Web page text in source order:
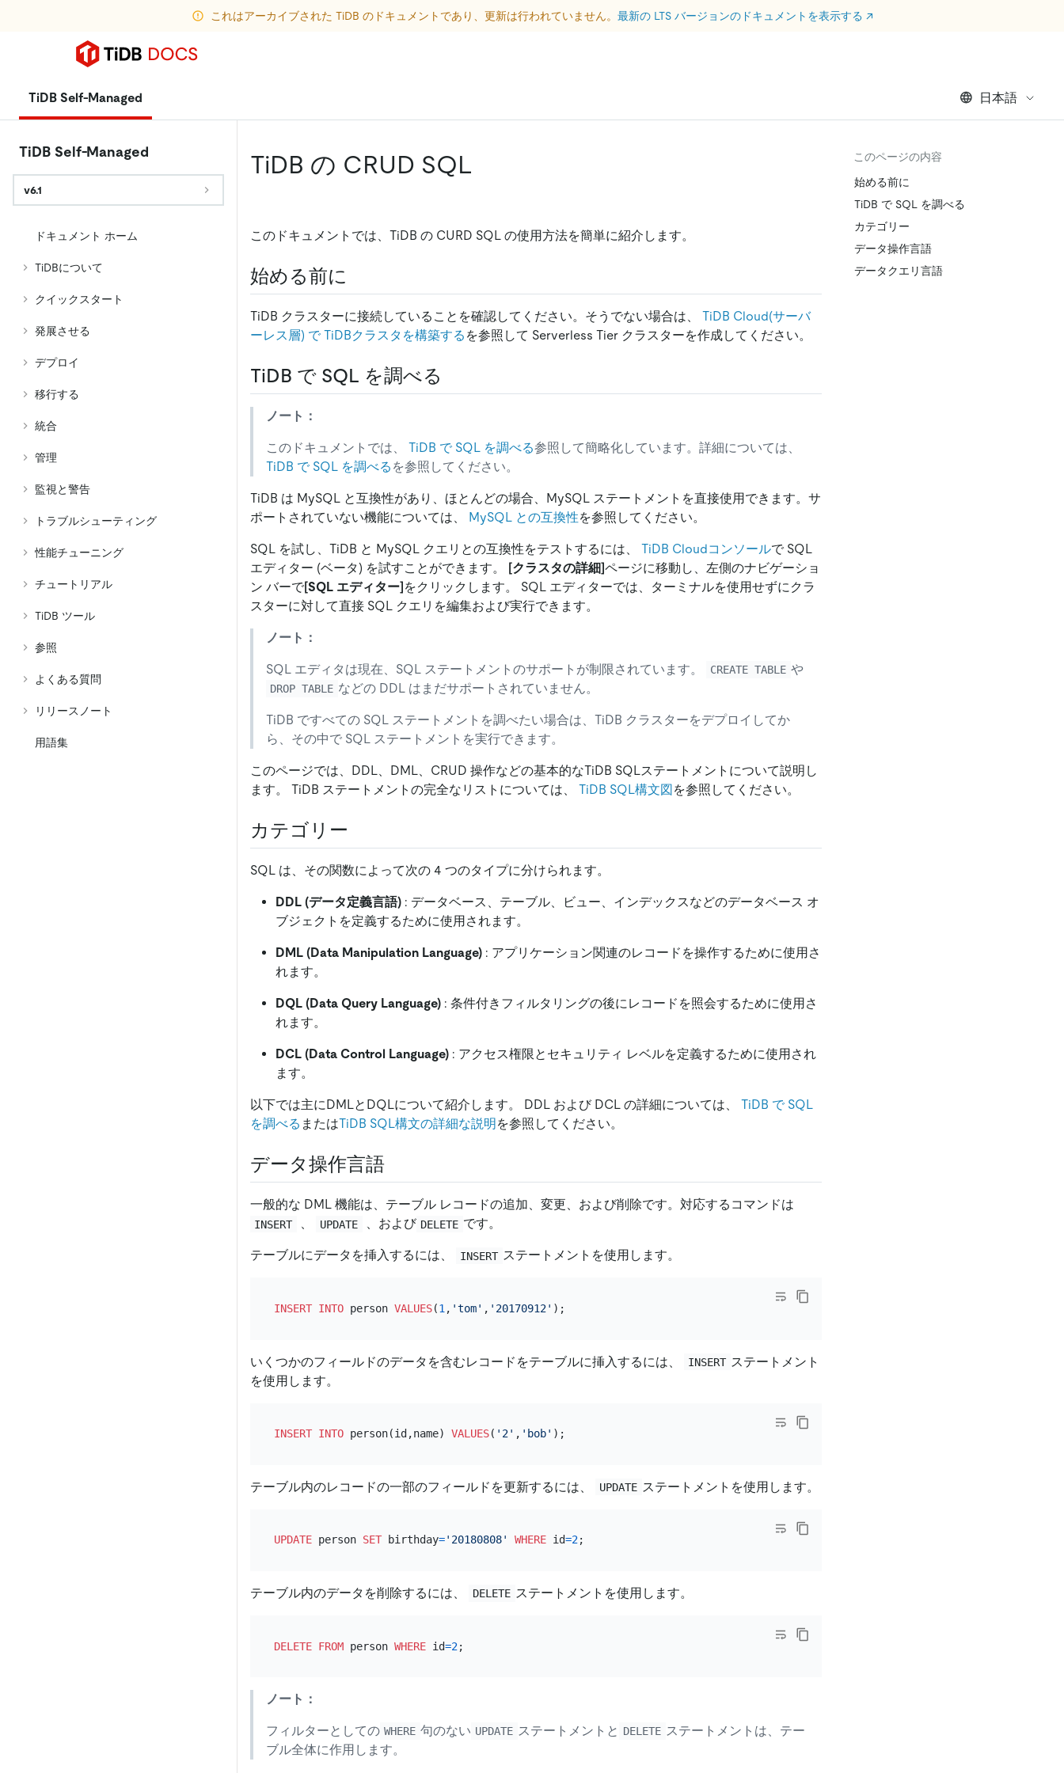
これはアーカイブされた TiDB のドキュメントであり、更新は行われていません。 最新の LTS バージョンのドキュメントを表示する ↗
TiDB Self-Managed 日本語
TiDB Self-Managed
v6.1
ドキュメント ホーム
TiDBについて
クイックスタート
発展させる
デプロイ
移行する
統合
管理
監視と警告
トラブルシューティング
性能チューニング
チュートリアル
TiDB ツール
参照
よくある質問
リリースノート
用語集
TiDB の CRUD SQL
このドキュメントでは、TiDB の CURD SQL の使用方法を簡単に紹介します。
始める前に
TiDB クラスターに接続していることを確認してください。そうでない場合は、 TiDB Cloud(サーバ
ーレス層) で TiDBクラスタを構築する を参照して Serverless Tier クラスターを作成してください。
TiDB で SQL を調べる
ノート：
このドキュメントでは、 TiDB で SQL を調べる参照して簡略化しています。詳細については、
TiDB で SQL を調べる を参照してください。
TiDB は MySQL と互換性があり、ほとんどの場合、MySQL ステートメントを直接使用できます。サ
ポートされていない機能については、 MySQL との互換性を参照してください。
SQL を試し、TiDB と MySQL クエリとの互換性をテストするには、 TiDB Cloudコンソールで SQL
エディター (ベータ) を試すことができます。 [クラスタの詳細]ページに移動し、左側のナビゲーショ
ン バーで[SQL エディター]をクリックします。 SQL エディターでは、ターミナルを使用せずにクラ
スターに対して直接 SQL クエリを編集および実行できます。
ノート：
SQL エディタは現在、SQL ステートメントのサポートが制限されています。 CREATE TABLE や
DROP TABLE などの DDL はまだサポートされていません。
TiDB ですべての SQL ステートメントを調べたい場合は、TiDB クラスターをデプロイしてか
ら、その中で SQL ステートメントを実行できます。
このページでは、DDL、DML、CRUD 操作などの基本的なTiDB SQLステートメントについて説明し
ます。 TiDB ステートメントの完全なリストについては、 TiDB SQL構文図を参照してください。
カテゴリー
SQL は、その関数によって次の 4 つのタイプに分けられます。
DDL (データ定義言語) : データベース、テーブル、ビュー、インデックスなどのデータベース オ
ブジェクトを定義するために使用されます。
DML (Data Manipulation Language) : アプリケーション関連のレコードを操作するために使用さ
れます。
DQL (Data Query Language) : 条件付きフィルタリングの後にレコードを照会するために使用さ
れます。
DCL (Data Control Language) : アクセス権限とセキュリティ レベルを定義するために使用され
ます。
以下では主にDMLとDQLについて紹介します。 DDL および DCL の詳細については、 TiDB で SQL
を調べる またはTiDB SQL構文の詳細な説明 を参照してください。
データ操作言語
一般的な DML 機能は、テーブル レコードの追加、変更、および削除です。対応するコマンドは
INSERT 、 UPDATE 、および DELETE です。
テーブルにデータを挿入するには、 INSERT ステートメントを使用します。
INSERT INTO person VALUES(1 , 'tom' , '20170912'
いくつかのフィールドのデータを含むレコードをテーブルに挿入するには、 INSERT ステートメント
を使用します。
INSERT INTO person(id,name) VALUES( '2' , 'bob'
テーブル内のレコードの一部のフィールドを更新するには、 UPDATE ステートメントを使用します。
UPDATE person SET birthday='20180808' WHERE id=2
テーブル内のデータを削除するには、 DELETE ステートメントを使用します。
DELETE FROM person WHERE id=2
ノート：
フィルターとしての WHERE 句のない UPDATE ステートメントと DELETE ステートメントは、テー
ブル全体に作用します。
このページの内容
始める前に
TiDB で SQL を調べる
カテゴリー
データ操作言語
データクエリ言語